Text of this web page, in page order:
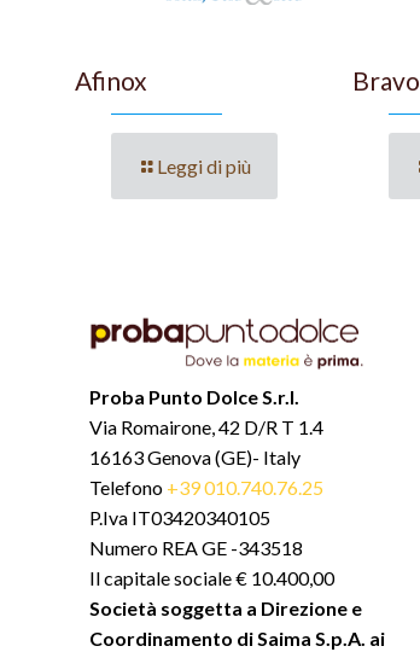
Afinox
Leggi di più
Bravo
Proba Punto Dolce S.r.l.
Via Romairone, 42 D/R T 1.4
16163 Genova (GE)- Italy
Telefono +39 010.740.76.25
P.Iva IT03420340105
Numero REA GE -343518
Il capitale sociale € 10.400,00
Società soggetta a Direzione e
Coordinamento di Saima S.p.A. ai